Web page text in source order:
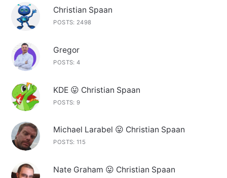
Christian Spaan
POSTS: 2498
Gregor
POSTS: 4
KDE 😛 Christian Spaan
POSTS: 9
Michael Larabel 😛 Christian Spaan
POSTS: 115
Nate Graham 😛 Christian Spaan